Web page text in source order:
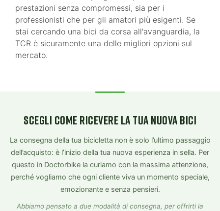
prestazioni senza compromessi, sia per i
professionisti che per gli amatori più esigenti. Se
stai cercando una bici da corsa all'avanguardia, la
TCR è sicuramente una delle migliori opzioni sul
mercato.
SCEGLI COME RICEVERE LA TUA NUOVA BICI
La consegna della tua bicicletta non è solo l’ultimo passaggio
dell’acquisto: è l’inizio della tua nuova esperienza in sella. Per
questo in Doctorbike la curiamo con la massima attenzione,
perché vogliamo che ogni cliente viva un momento speciale,
emozionante e senza pensieri.
Abbiamo pensato a due modalità di consegna, per offrirti la